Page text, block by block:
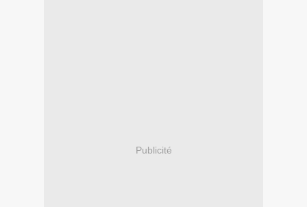
Publicité